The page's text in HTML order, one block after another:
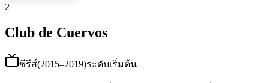
2
Club de Cuervos
ซีรีส์(2015–2019)ระดับเริ่มต้น